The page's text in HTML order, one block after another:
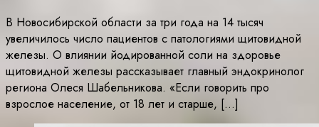
В Новосибирской области за три года на 14 тысяч
увеличилось число пациентов с патологиями щитовидной
железы. О влиянии йодированной соли на здоровье
щитовидной железы рассказывает главный эндокринолог
региона Олеся Шабельникова. «Если говорить про
взрослое население, от 18 лет и старше, […]